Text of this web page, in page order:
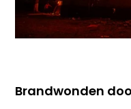
Brandwonden